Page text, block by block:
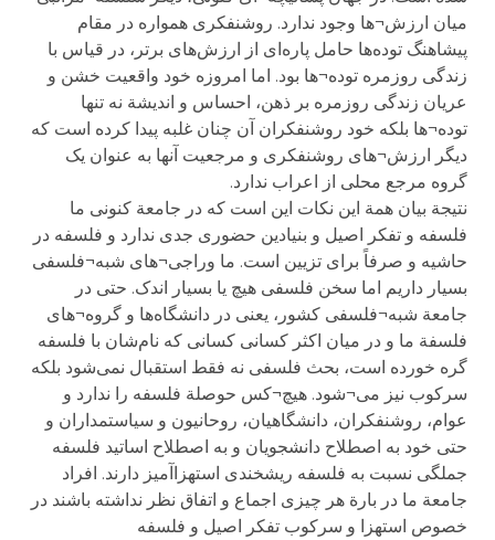
میان ارزش¬ها وجود ندارد. روشنفکری همواره در مقام
پیشاهنگ توده‌ها حامل پاره‌ای از ارزش‌های برتر، در قیاس با
زندگی روزمره توده¬ها بود. اما امروزه خود واقعیت خشن و
عریان زندگی روزمره بر ذهن، احساس و اندیشة نه تنها
توده¬ها بلکه خود روشنفکران آن چنان غلبه پیدا کرده است که
دیگر ارزش¬های روشنفکری و مرجعیت آنها به عنوان یک
گروه مرجع محلی از اعراب ندارد.
نتیجة بیان همة این نکات این است که در جامعة کنونی ما
فلسفه و تفکر اصیل و بنیادین حضوری جدی ندارد و فلسفه در
حاشیه و صرفاً برای تزیین است. ما وراجی¬های شبه¬فلسفی
بسیار داریم اما سخن فلسفی هیچ یا بسیار اندک. حتی در
جامعة شبه¬فلسفی کشور، یعنی در دانشگاه‌ها و گروه¬های
فلسفة ما و در میان اکثر کسانی کسانی که نام‌شان با فلسفه
گره خورده است، بحث فلسفی نه فقط استقبال نمی‌شود بلکه
سرکوب نیز می¬شود. هیچ¬کس حوصلة فلسفه را ندارد و
عوام، روشنفکران، دانشگاهیان، روحانیون و سیاستمداران و
حتی خود به اصطلاح دانشجویان و به اصطلاح اساتید فلسفه
جملگی نسبت به فلسفه ریشخندی استهزاآمیز دارند. افراد
جامعة ما در بارة هر چیزی اجماع و اتفاق نظر نداشته باشند در
خصوص استهزا و سرکوب تفکر اصیل و فلسفه